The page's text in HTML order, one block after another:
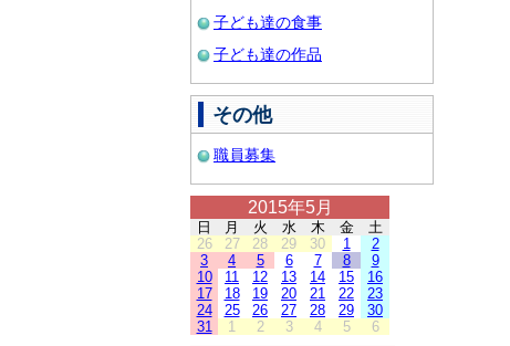
子ども達の食事
子ども達の作品
その他
職員募集
2015年5月
日 月 火 水 木 金
土
26
27 28 29 30 1
2
3
4 5 6 7 8
9
10
11 12 13 14 15
16
17
18 19 20 21 22
23
24
25 26 27 28 29
30
31
1 2 3 4 5 6